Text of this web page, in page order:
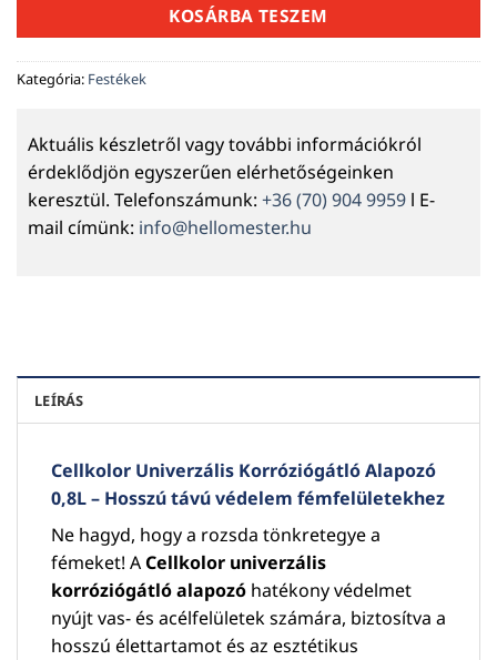
KOSÁRBA TESZEM
Kategória: Festékek
Aktuális készletről vagy további információkról
érdeklődjön egyszerűen elérhetőségeinken
keresztül. Telefonszámunk: +36 (70) 904 9959 l E-
mail címünk: info@hellomester.hu
LEÍRÁS
Cellkolor Univerzális Korróziógátló Alapozó
0,8L – Hosszú távú védelem fémfelületekhez
Ne hagyd, hogy a rozsda tönkretegye a
fémeket! ACellkolor univerzális
korróziógátló alapozó hatékony védelmet
nyújt vas- és acélfelületek számára, biztosítva a
hosszú élettartamot és az esztétikus